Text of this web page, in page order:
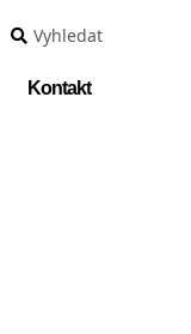
Vyhledat
Kontakt